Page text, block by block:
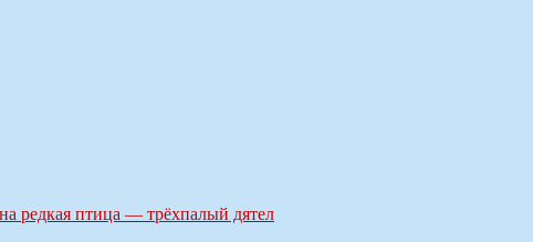
редкая птица — трёхпалый дятел